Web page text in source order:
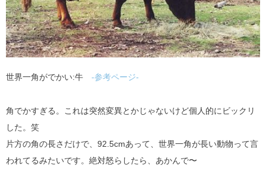
世界一角がでかい:牛 -参考ページ-
角でかすぎる。これは突然変異とかじゃないけど個人的にビックリ
した。笑
片方の角の長さだけで、92.5cmあって、世界一角が長い動物って言
われてるみたいです。絶対怒らしたら、あかんで〜